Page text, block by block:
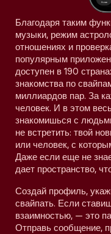
Благодаря таким
музыки, режим
отношениях и
популярным
доступен в 190
знакомства по
миллиардов пар. За
человек. И в этом
знакомишься с
не встретить: твой
или человек, с
Даже если еще не
дает пространство,
Создай профиль,
свайпать. Если
взаимностью, — это
Отправь сообщение,